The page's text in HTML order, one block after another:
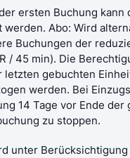
ersten Buchung kann
Abo: Wird
Buchungen der
/ 45 min). Die
letzten gebuchten
werden. Bei
14 Tage vor Ende
zu stoppen.
unter